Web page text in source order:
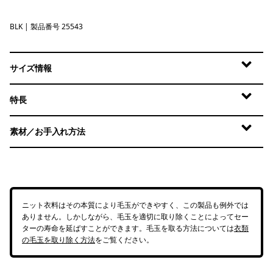
Black
BLK | 製品番号 25543
サイズ情報
特長
素材／お手入れ方法
ニット衣料はその本質により毛玉ができやすく、この製品も例外では
ありません。しかしながら、毛玉を適切に取り除くことによってセー
ターの寿命を延ばすことができます。毛玉を取る方法については衣類
の毛玉を取り除く方法をご覧ください。